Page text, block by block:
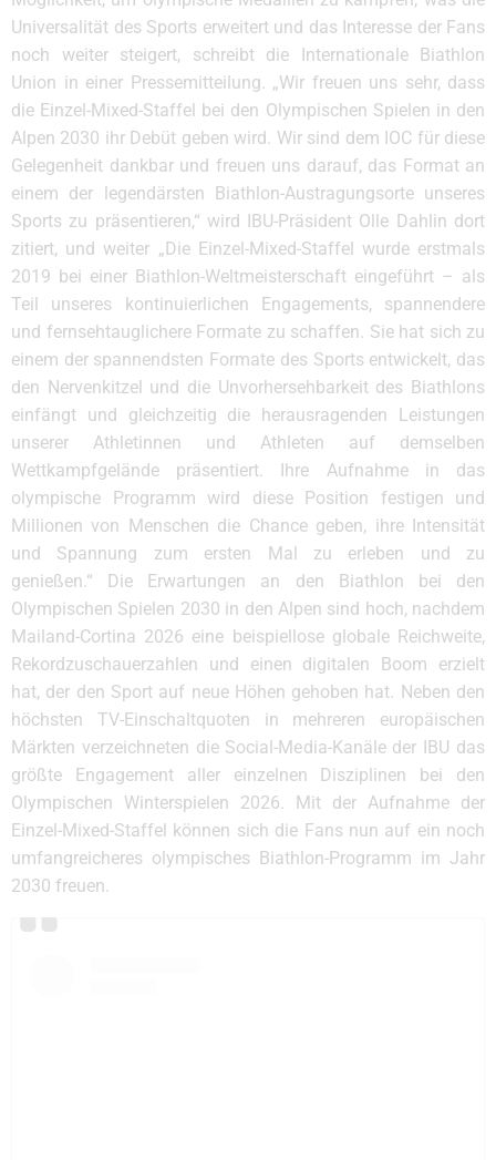
Universalität des Sports erweitert und das Interesse der Fans
noch weiter steigert, schreibt die Internationale Biathlon
Union in einer Pressemitteilung. „Wir freuen uns sehr, dass
die Einzel-Mixed-Staffel bei den Olympischen Spielen in den
Alpen 2030 ihr Debüt geben wird. Wir sind dem IOC für diese
Gelegenheit dankbar und freuen uns darauf, das Format an
einem der legendärsten Biathlon-Austragungsorte unseres
Sports zu präsentieren,“ wird IBU-Präsident Olle Dahlin dort
zitiert, und weiter „Die Einzel-Mixed-Staffel wurde erstmals
2019 bei einer Biathlon-Weltmeisterschaft eingeführt – als
Teil unseres kontinuierlichen Engagements, spannendere
und fernsehtauglichere Formate zu schaffen. Sie hat sich zu
einem der spannendsten Formate des Sports entwickelt, das
den Nervenkitzel und die Unvorhersehbarkeit des Biathlons
einfängt und gleichzeitig die herausragenden Leistungen
unserer Athletinnen und Athleten auf demselben
Wettkampfgelände präsentiert. Ihre Aufnahme in das
olympische Programm wird diese Position festigen und
Millionen von Menschen die Chance geben, ihre Intensität
und Spannung zum ersten Mal zu erleben und zu
genießen.“ Die Erwartungen an den Biathlon bei den
Olympischen Spielen 2030 in den Alpen sind hoch, nachdem
Mailand-Cortina 2026 eine beispiellose globale Reichweite,
Rekordzuschauerzahlen und einen digitalen Boom erzielt
hat, der den Sport auf neue Höhen gehoben hat. Neben den
höchsten TV-Einschaltquoten in mehreren europäischen
Märkten verzeichneten die Social-Media-Kanäle der IBU das
größte Engagement aller einzelnen Disziplinen bei den
Olympischen Winterspielen 2026. Mit der Aufnahme der
Einzel-Mixed-Staffel können sich die Fans nun auf ein noch
umfangreicheres olympisches Biathlon-Programm im Jahr
2030 freuen.